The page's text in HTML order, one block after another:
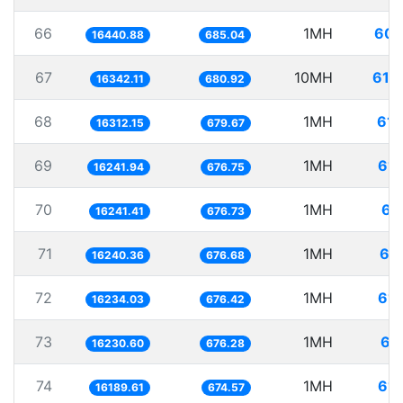
66 16440.88 685.04 1MH
67 16342.11 680.92 10MH
68 16312.15 679.67 1MH
69 16241.94 676.75 1MH
70 16241.41 676.73 1MH
71 16240.36 676.68 1MH
72 16234.03 676.42 1MH
73 16230.60 676.28 1MH
74 16189.61 674.57 1MH